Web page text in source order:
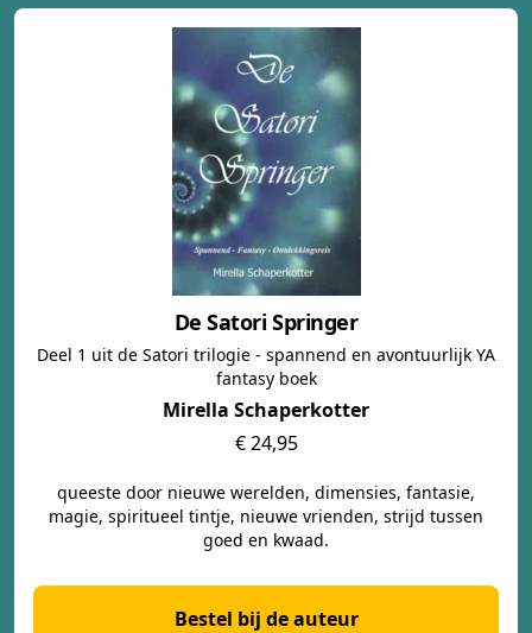
De Satori Springer
Deel 1 uit de Satori trilogie - spannend en avontuurlijk YA
fantasy boek
Mirella Schaperkotter
€ 24,95
queeste door nieuwe werelden, dimensies, fantasie,
magie, spiritueel tintje, nieuwe vrienden, strijd tussen
goed en kwaad.
Bestel bij de auteur